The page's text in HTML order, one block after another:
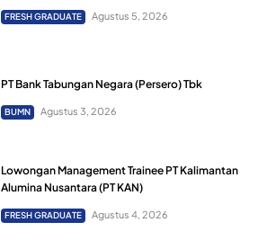
FRESH GRADUATE Agustus 5, 2026
PT Bank Tabungan Negara (Persero) Tbk
BUMN Agustus 3, 2026
Lowongan Management Trainee PT Kalimantan
Alumina Nusantara (PT KAN)
FRESH GRADUATE Agustus 4, 2026